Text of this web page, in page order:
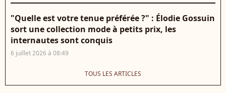
"Quelle est votre tenue préférée ?" : Élodie Gossuin
sort une collection mode à petits prix, les
internautes sont conquis
6 juillet 2026 à 08:49
TOUS LES ARTICLES